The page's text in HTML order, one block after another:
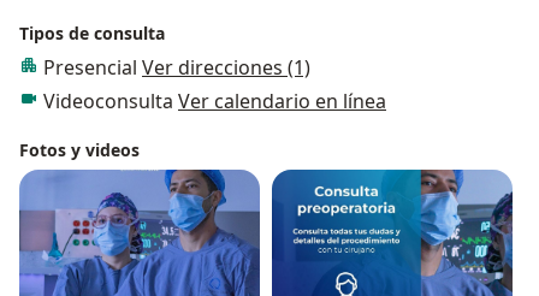
Tipos de consulta
Presencial Ver direcciones (1)
Videoconsulta Ver calendario en línea
Fotos y videos